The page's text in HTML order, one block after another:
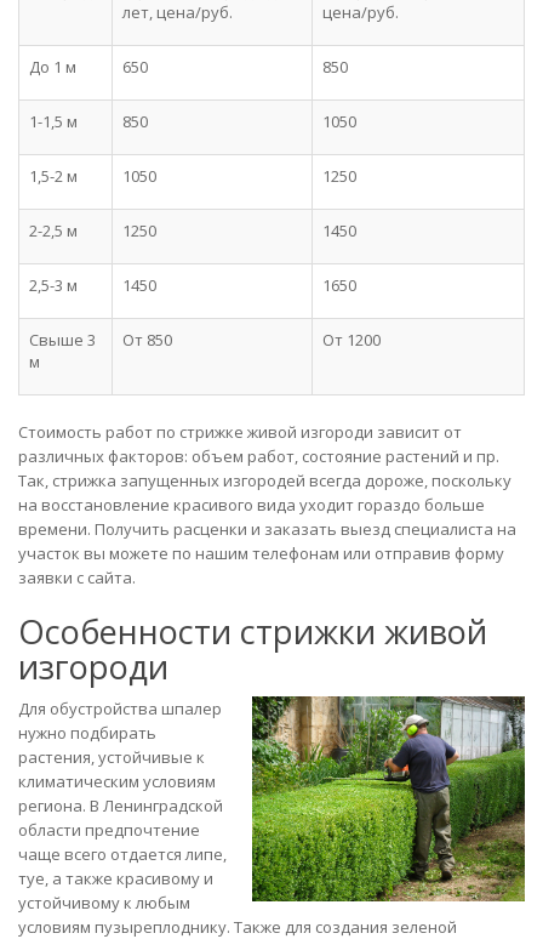
лет, цена/руб.
цена/руб.
До 1 м 650 850
1-1,5 м 850 1050
1,5-2 м 1050 1250
2-2,5 м 1250 1450
2,5-3 м 1450 1650
Свыше 3
м
От 850 От 1200
Стоимость работ по стрижке живой изгороди зависит от
различных факторов: объем работ, состояние растений и пр.
Так, стрижка запущенных изгородей всегда дороже, поскольку
на восстановление красивого вида уходит гораздо больше
времени. Получить расценки и заказать выезд специалиста на
участок вы можете по нашим телефонам или отправив форму
заявки с сайта.
Особенности стрижки живой
изгороди
Для обустройства шпалер
нужно подбирать
растения, устойчивые к
климатическим условиям
региона. В Ленинградской
области предпочтение
чаще всего отдается липе,
туе, а также красивому и
устойчивому к любым
условиям пузыреплоднику. Также для создания зеленой